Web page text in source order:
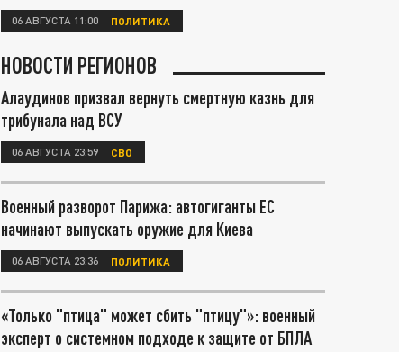
06 АВГУСТА 11:00 ПОЛИТИКА
НОВОСТИ РЕГИОНОВ
Алаудинов призвал вернуть смертную казнь для
трибунала над ВСУ
06 АВГУСТА 23:59 СВО
Военный разворот Парижа: автогиганты ЕС
начинают выпускать оружие для Киева
06 АВГУСТА 23:36 ПОЛИТИКА
«Только "птица" может сбить "птицу"»: военный
эксперт о системном подходе к защите от БПЛА